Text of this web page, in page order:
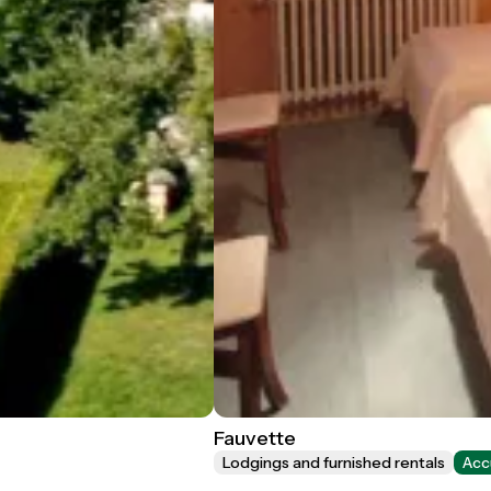
Fauvette
Lodgings and furnished rentals